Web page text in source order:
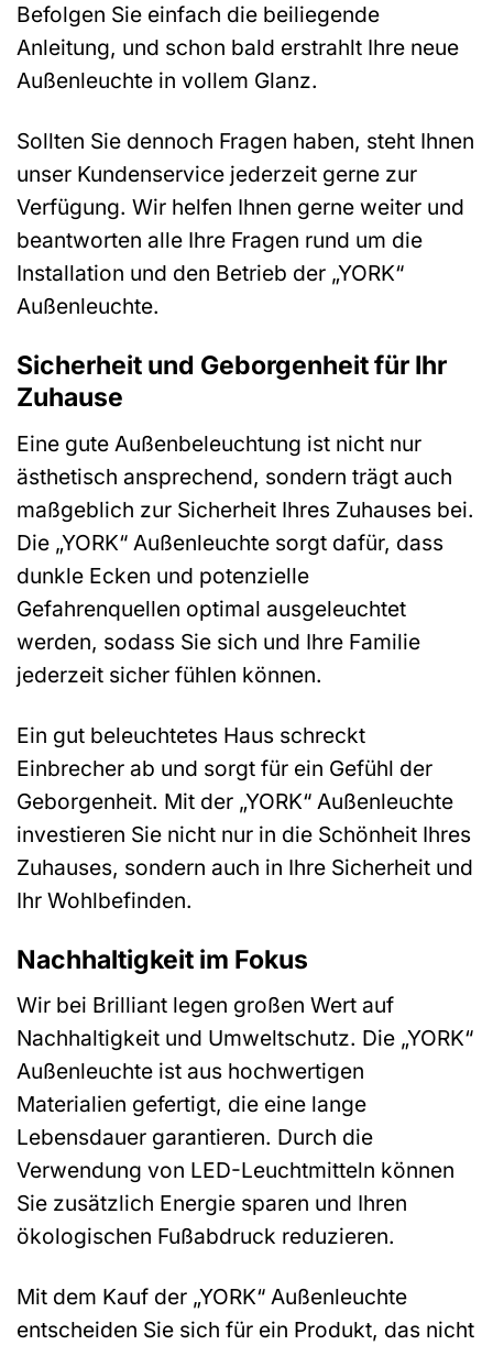
Befolgen Sie einfach die beiliegende
Anleitung, und schon bald erstrahlt Ihre neue
Außenleuchte in vollem Glanz.
Sollten Sie dennoch Fragen haben, steht Ihnen
unser Kundenservice jederzeit gerne zur
Verfügung. Wir helfen Ihnen gerne weiter und
beantworten alle Ihre Fragen rund um die
Installation und den Betrieb der „YORK“
Außenleuchte.
Sicherheit und Geborgenheit für Ihr
Zuhause
Eine gute Außenbeleuchtung ist nicht nur
ästhetisch ansprechend, sondern trägt auch
maßgeblich zur Sicherheit Ihres Zuhauses bei.
Die „YORK“ Außenleuchte sorgt dafür, dass
dunkle Ecken und potenzielle
Gefahrenquellen optimal ausgeleuchtet
werden, sodass Sie sich und Ihre Familie
jederzeit sicher fühlen können.
Ein gut beleuchtetes Haus schreckt
Einbrecher ab und sorgt für ein Gefühl der
Geborgenheit. Mit der „YORK“ Außenleuchte
investieren Sie nicht nur in die Schönheit Ihres
Zuhauses, sondern auch in Ihre Sicherheit und
Ihr Wohlbefinden.
Nachhaltigkeit im Fokus
Wir bei Brilliant legen großen Wert auf
Nachhaltigkeit und Umweltschutz. Die „YORK“
Außenleuchte ist aus hochwertigen
Materialien gefertigt, die eine lange
Lebensdauer garantieren. Durch die
Verwendung von LED-Leuchtmitteln können
Sie zusätzlich Energie sparen und Ihren
ökologischen Fußabdruck reduzieren.
Mit dem Kauf der „YORK“ Außenleuchte
entscheiden Sie sich für ein Produkt, das nicht